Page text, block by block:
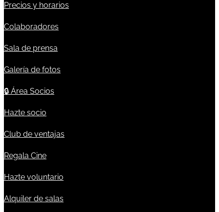
Precios y horarios
Colaboradores
Sala de prensa
Galería de fotos
🔒 Área Socios
Hazte socio
Club de ventajas
Regala Cine
Hazte voluntario
Alquiler de salas